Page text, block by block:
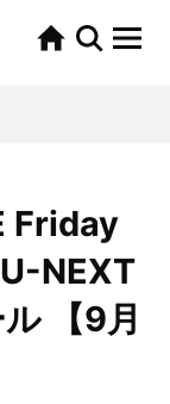
Friday
NEXT
【9月